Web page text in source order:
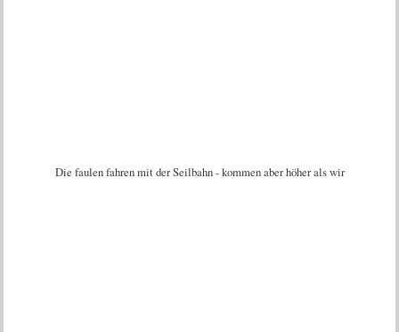
Die faulen fahren mit der Seilbahn - kommen aber höher als wir